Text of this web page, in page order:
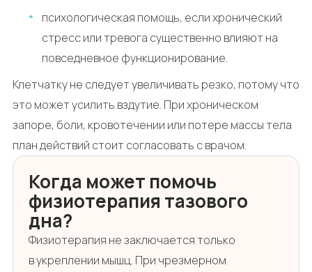
психологическая помощь, если хронический
стресс или тревога существенно влияют на
повседневное функционирование.
Клетчатку не следует увеличивать резко, потому что
это может усилить вздутие. При хроническом
запоре, боли, кровотечении или потере массы тела
план действий стоит согласовать с врачом.
Когда может помочь
физиотерапия тазового
дна?
Физиотерапия не заключается только
в укреплении мышц. При чрезмерном